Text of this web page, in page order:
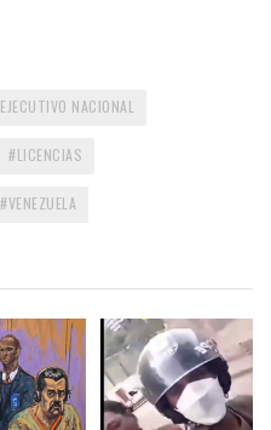
EJECUTIVO NACIONAL
LICENCIAS
VENEZUELA